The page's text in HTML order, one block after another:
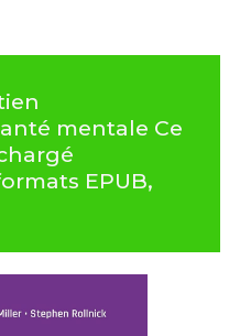
mentale Ce
EPUB,